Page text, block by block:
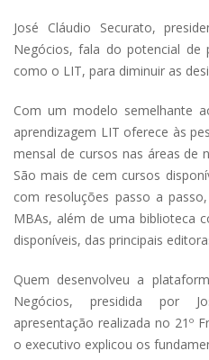
José Cláudio Securato,
Negócios, fala do potencial de
como o LIT, para diminuir as
Com um modelo semelhante
aprendizagem LIT oferece às
mensal de cursos nas áreas de
São mais de cem cursos
com resoluções passo a
MBAs, além de uma biblioteca
disponíveis, das principais
Quem desenvolveu a
Negócios, presidida por
apresentação realizada no 21º
o executivo explicou os